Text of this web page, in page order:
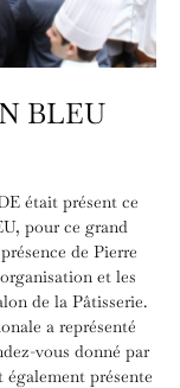
BLEU
était présent ce
pour ce grand
de Pierre
et les
de la Pâtisserie.
a représenté
vous donné par
présente